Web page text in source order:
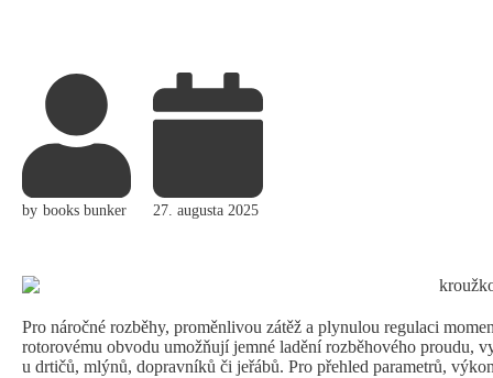
by books bunker 27. augusta 2025
Pro náročné rozběhy, proměnlivou zátěž a plynulou regulaci
rotorovému obvodu umožňují jemné ladění rozběhového proudu,
u drtičů, mlýnů, dopravníků či jeřábů. Pro přehled parametrů,